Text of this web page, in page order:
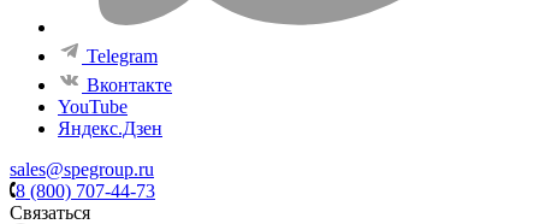
Telegram
Вконтакте
YouTube
Яндекс.Дзен
sales@spegroup.ru
8 (800) 707-44-73
Связаться